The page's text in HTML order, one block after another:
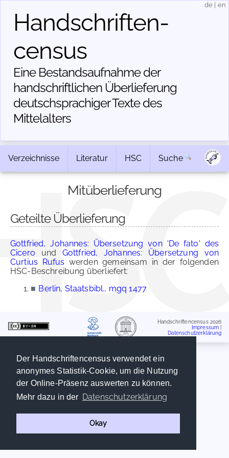
Der Handschriftencensus verwendet ein
anonymes Statistik-Cookie, um die Nutzung
der Online-Präsenz auswerten zu können.
Mehr dazu in der Datenschutzerklärung
Okay
Handschriften­
census
Eine Bestandsaufnahme der
handschriftlichen Über­lieferung
deutschsprachiger Texte des
Mittelalters
de en
Verzeichnisse Literatur HSC Suche
Mitüberlieferung
Geteilte Überlieferung
Gottfried, Johannes: Übersetzung von 'De fato' des
Cicero und Gottfried, Johannes: Übersetzung von
Curtius Rufus werden gemeinsam in der folgenden
HSC-Beschreibung überliefert:
■ Berlin, Staatsbibl., mgq 1477
Handschriftencensus 2026
Impressum
Datenschutzerklärung